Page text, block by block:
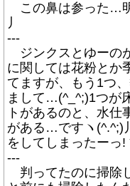
この鼻は参った…
丿
---
ジンクスとゆーの
に関しては花粉とか
てますが、もう1つ
まして…(^_^;)1つが
トがあるのと、水仕
がある…ですヽ(^.^;)
をしてしまったーっ!
---
判ってたのに掃除